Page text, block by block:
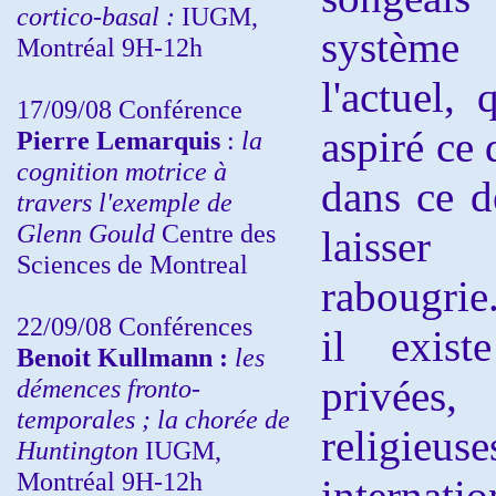
cortico-basal : IUGM,
Montréal 9H-12h
17/09/08 Conférence
Pierre Lemarquis : la
cognition motrice à
travers l'exemple de
Glenn Gould Centre des
Sciences de Montreal
22/09/08 Conférences
Benoit Kullmann : les
démences fronto-
temporales ; la chorée de
Huntington IUGM,
Montréal 9H-12h
l'actuel,
aspiré
dans ce
laisser
il